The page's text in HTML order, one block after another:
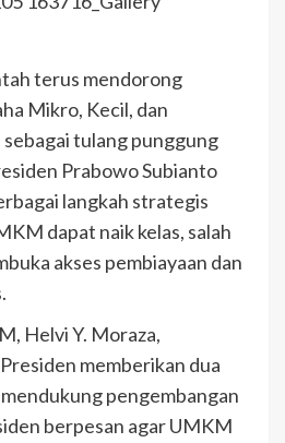
terus mendorong
Mikro, Kecil, dan
tulang punggung
Prabowo Subianto
langkah strategis
dapat naik kelas, salah
akses pembiayaan dan
Helvi Y. Moraza,
memberikan dua
pengembangan
berpesan agar UMKM